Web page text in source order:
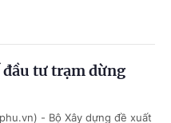
đầu tư trạm dừng
- Bộ Xây dựng đề xuất